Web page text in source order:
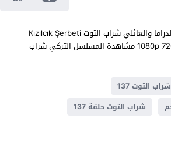
مشاهدة مسلسل شراب التوت الحلقة 137 مترجم للعربية اون لاين جودة عالية FULL HD مسلسل الدراما والعائلي شراب التوت Kızılcık Şerbeti
الحلقة 137 المائة والسابعة والثلاثون كاملة تحميل مباشر سيرفرات متعددة بجودات عالية 1080p 720p 480p مشاهدة المسلسل التركي شراب
شراب التوت 137
شراب التوت حلقة 137